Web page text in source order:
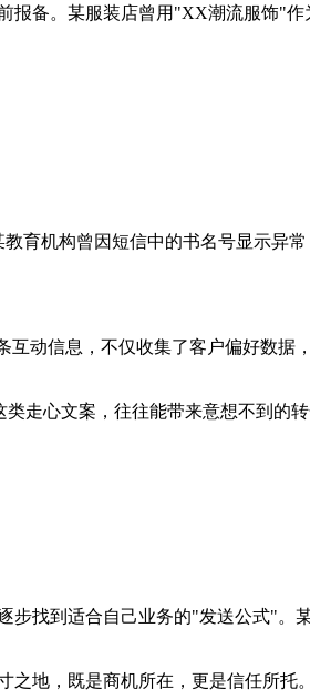
报备。某服装店曾用"XX潮流服饰"
育机构曾因短信中的书名号显示异
动信息，不仅收集了客户偏好数据
走心文案，往往能带来意想不到的转
步找到适合自己业务的"发送公式"。
地，既是商机所在，更是信任所托